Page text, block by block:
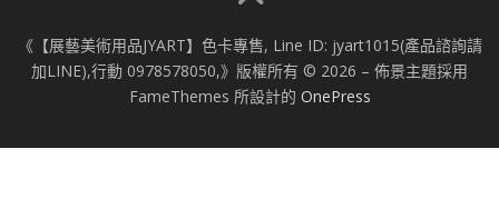
《【展藝美術用品JYART】色卡專售, Line ID: jyart1015(產品諮詢請
加LINE),行動 0978578050,》版權所有 © 2026 – 佈景主題採用
FameThemes 所設計的 OnePress